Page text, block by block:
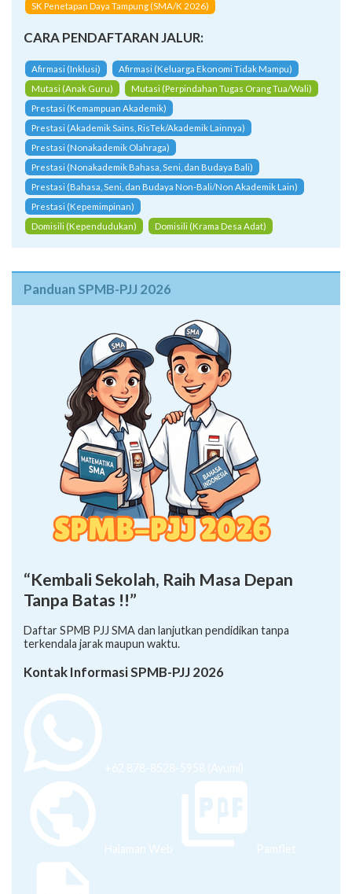
SK Penetapan Daya Tampung (SMA/K 2026)
CARA PENDAFTARAN JALUR:
Afirmasi (Inklusi)
Afirmasi (Keluarga Ekonomi Tidak Mampu)
Mutasi (Anak Guru)
Mutasi (Perpindahan Tugas Orang Tua/Wali)
Prestasi (Kemampuan Akademik)
Prestasi (Akademik Sains, RisTek/Akademik Lainnya)
Prestasi (Nonakademik Olahraga)
Prestasi (Nonakademik Bahasa, Seni, dan Budaya Bali)
Prestasi (Bahasa, Seni, dan Budaya Non-Bali/Non Akademik Lain)
Prestasi (Kepemimpinan)
Domisili (Kependudukan)
Domisili (Krama Desa Adat)
Panduan SPMB-PJJ 2026
“Kembali Sekolah, Raih Masa Depan
Tanpa Batas !!”
Daftar SPMB PJJ SMA dan lanjutkan pendidikan tanpa
terkendala jarak maupun waktu.
Kontak Informasi SPMB-PJJ 2026
+62 878-8528-5958 (Ayumi)
Halaman Web Pamflet